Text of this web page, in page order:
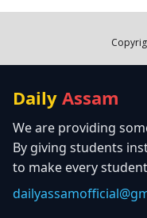
Daily Assam
We are providing
By giving students
to make every